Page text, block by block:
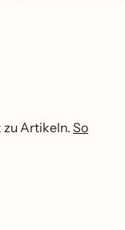
zu Artikeln. So